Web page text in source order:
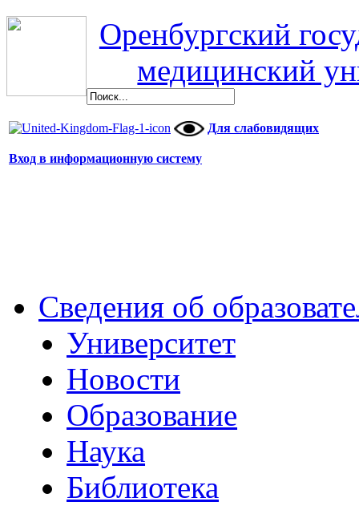
Оренбургский
медицинский
Для слабовидящих
Вход в информационную систему
Сведения об
Университет
Новости
Образование
Наука
Библиотека